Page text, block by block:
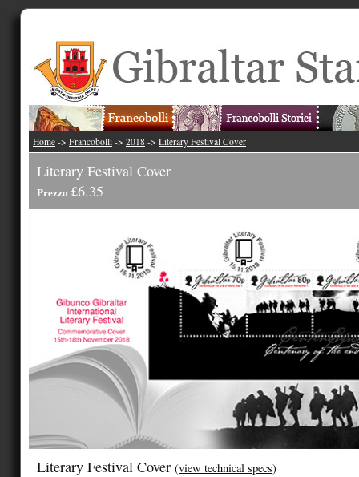
Home -> Francobolli -> 2018 -> Literary Festival Cover
Literary Festival Cover
Prezzo £6.35
Literary Festival Cover (view technical specs)